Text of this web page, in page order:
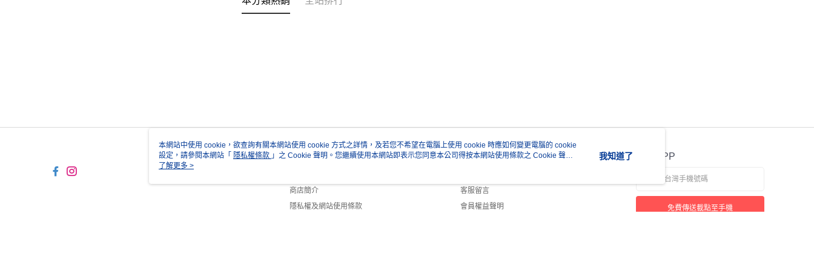
關於我們
商店簡介
隱私權及網站使用條款
客服資訊
客服留言
會員權益聲明
官方APP
免費傳送載點至手機
本網站中使用 cookie，欲查詢有關本網站使用 cookie 方式之詳情，及若您不希望在電腦上使用 cookie 時應如何變更電腦的 cookie
設定，請參閱本網站「 隱私權條款 」之 Cookie 聲明。您繼續使用本網站即表示您同意本公司得按本網站使用條款之 Cookie 聲明
使用 cookie。
了解更多 >
我知道了